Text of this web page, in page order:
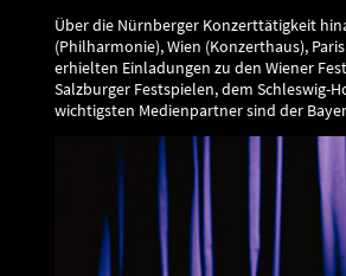
Über die Nürnberger Konzerttätigkeit
(Philharmonie), Wien (Konzerthaus),
erhielten Einladungen zu den Wiener
Salzburger Festspielen, dem Schleswig-
wichtigsten Medienpartner sind der